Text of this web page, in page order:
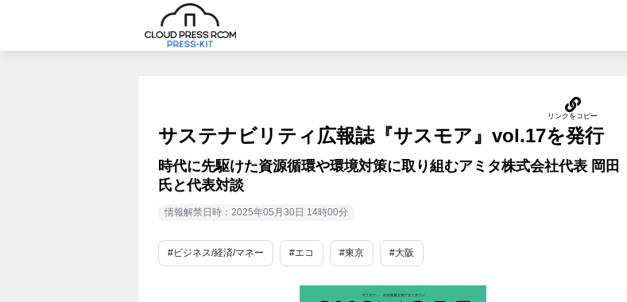
サステナビリティ広報誌『サスモア』vol.17を発行
時代に先駆けた資源循環や環境対策に取り組むアミタ株式会社代表 岡田
氏と代表対談
情報解禁日時：2025年05月30日 14時00分
#ビジネス/経済/マネー #エコ #東京 #大阪